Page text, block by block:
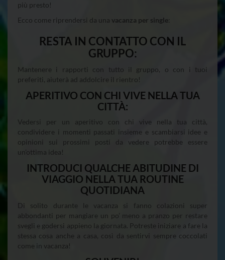
più presto!
Ecco come riprendersi da una vacanza per single:
карту на 12
RESTA IN CONTATTO CON IL
GRUPPO:
Mantenere i rapporti con tutto il gruppo, o con i tuoi
preferiti, aiuterà ad addolcire il rientro!
APERITIVO CON CHI VIVE NELLA TUA
CITTÀ:
Vedersi per un aperitivo con chi vive nella tua città,
condividere i momenti passati insieme e scambiarsi idee e
opinioni sui prossimi posti da vedere potrebbe essere
un’ottima idea!
INTRODUCI QUALCHE ABITUDINE DI
VIAGGIO NELLA TUA ROUTINE
QUOTIDIANA
Di solito durante le vacanza si fanno colazioni super
abbondanti per mangiare un po’ meno a pranzo per restare
svegli e godersi appieno la giornata. Potreste iniziare a fare la
stessa cosa anche a casa, così da sentirvi sempre coccolati
come in vacanza!